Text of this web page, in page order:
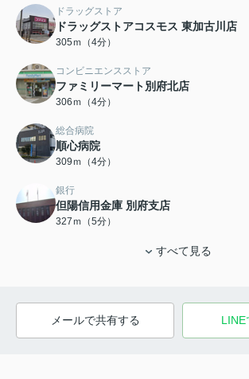
ドラッグストア
ドラッグストアコスモス 東加古川店
305ｍ（4分）
コンビニエンスストア
ファミリーマート別府北店
306ｍ（4分）
総合病院
順心病院
309ｍ（4分）
銀行
但陽信用金庫 別府支店
327ｍ（5分）
すべて見る
メールで共有する LINE